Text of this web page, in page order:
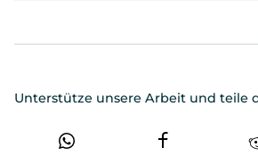
Unterstütze unsere Arbeit und teile